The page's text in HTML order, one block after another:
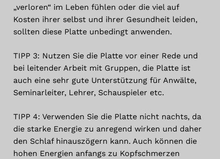
„verloren“ im Leben fühlen oder die viel auf
Kosten ihrer selbst und ihrer Gesundheit leiden,
sollten diese Platte unbedingt anwenden.
TIPP 3: Nutzen Sie die Platte vor einer Rede und
bei leitender Arbeit mit Gruppen, die Platte ist
auch eine sehr gute Unterstützung für Anwälte,
Seminarleiter, Lehrer, Schauspieler etc.
TIPP 4: Verwenden Sie die Platte nicht nachts, da
die starke Energie zu anregend wirken und daher
den Schlaf hinauszögern kann. Auch können die
hohen Energien anfangs zu Kopfschmerzen